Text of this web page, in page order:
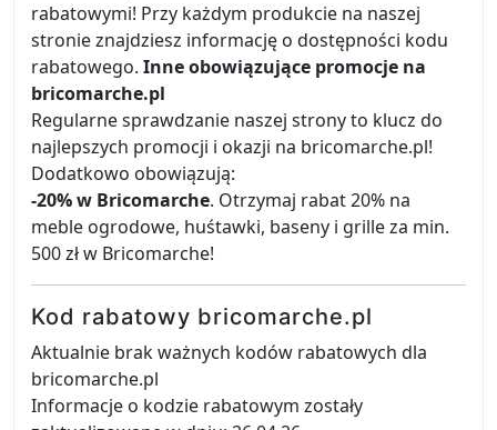
rabatowymi! Przy każdym produkcie na naszej
stronie znajdziesz informację o dostępności kodu
rabatowego. Inne obowiązujące promocje na
bricomarche.pl
Regularne sprawdzanie naszej strony to klucz do
najlepszych promocji i okazji na bricomarche.pl!
Dodatkowo obowiązują:
-20% w Bricomarche. Otrzymaj rabat 20% na
meble ogrodowe, huśtawki, baseny i grille za min.
500 zł w Bricomarche!
Kod rabatowy bricomarche.pl
Aktualnie brak ważnych kodów rabatowych dla
bricomarche.pl
Informacje o kodzie rabatowym zostały